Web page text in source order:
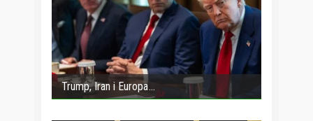
Trump, Iran i Europa